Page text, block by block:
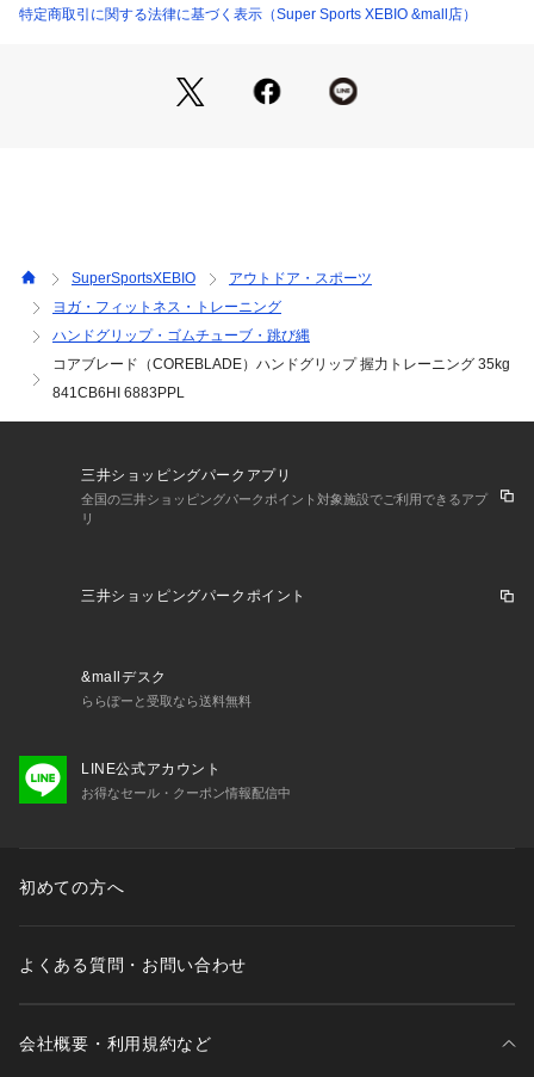
商品の色味が若干異なる場合があります。
い。コアブレード COREBLADE トレーニング用具 トレーニン
ググッズ フィットネス器具 トレーニング エクササイズ フィッ
特定商取引に関する法律に基づく表示（Super Sports XEBIO &mall店）
SuperSportsXEBIO
アウトドア・スポーツ
ヨガ・フィットネス・トレーニング
ハンドグリップ・ゴムチューブ・跳び縄
コアブレード（COREBLADE）ハンドグリップ 握力トレーニング 35kg
841CB6HI 6883PPL
三井ショッピングパークアプリ
全国の三井ショッピングパークポイント対象施設でご利用できるアプ
リ
三井ショッピングパークポイント
&mallデスク
ららぽーと受取なら送料無料
LINE公式アカウント
お得なセール・クーポン情報配信中
初めての方へ
よくある質問・お問い合わせ
会社概要・利用規約など